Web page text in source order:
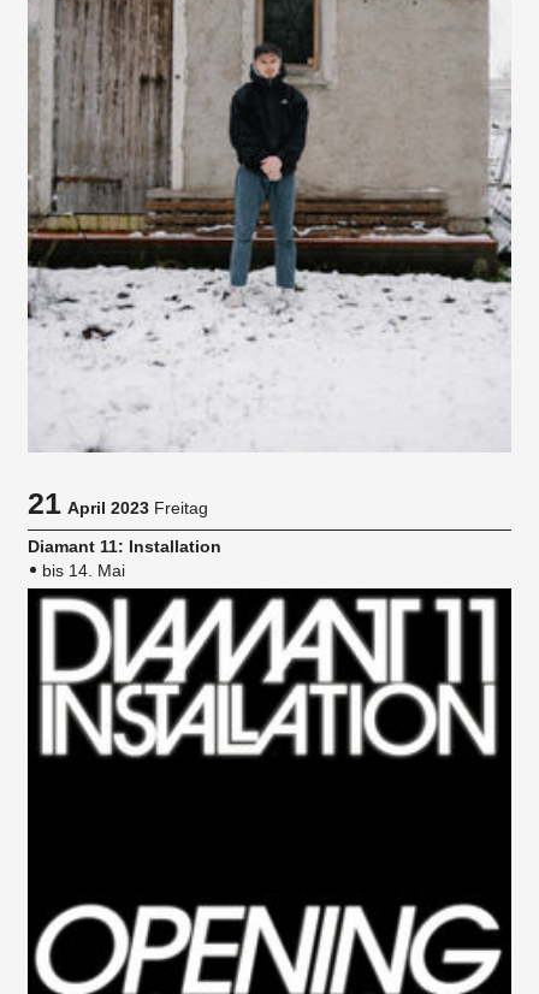
21April 2023 Freitag
Diamant 11: Installation
bis 14. Mai